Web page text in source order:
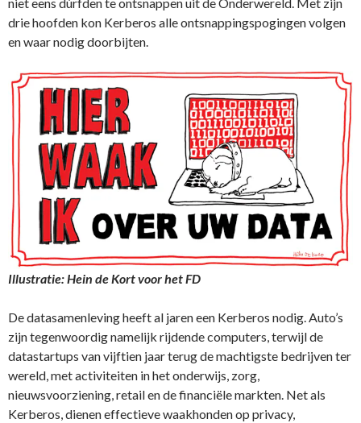
drie hoofden kon Kerberos alle ontsnappingspogingen volgen
en waar nodig doorbijten.
Illustratie: Hein de Kort voor het FD
De datasamenleving heeft al jaren een Kerberos nodig. Auto’s
zijn tegenwoordig namelijk rijdende computers, terwijl de
datastartups van vijftien jaar terug de machtigste bedrijven ter
wereld, met activiteiten in het onderwijs, zorg,
nieuwsvoorziening, retail en de financiële markten. Net als
Kerberos, dienen effectieve waakhonden op privacy,